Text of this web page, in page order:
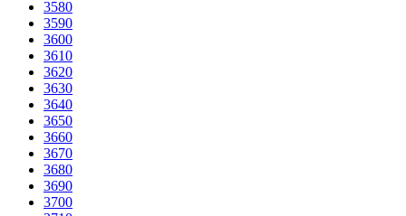
3580
3590
3600
3610
3620
3630
3640
3650
3660
3670
3680
3690
3700